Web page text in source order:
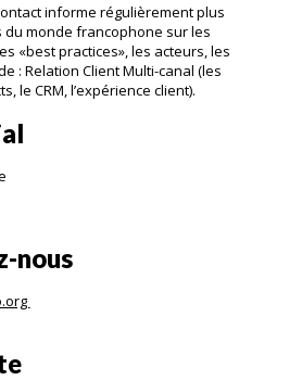
informe régulièrement plus
du monde francophone sur les
«best practices», les acteurs, les
: Relation Client Multi-canal (les
le CRM, l’expérience client).
nous